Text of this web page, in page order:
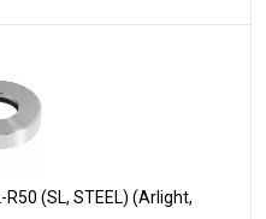
R50 (SL, STEEL) (Arlight,